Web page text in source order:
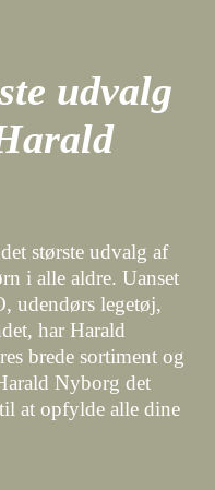
udvalg
største udvalg af
i alle aldre. Uanset
udendørs legetøj,
har Harald
brede sortiment og
Nyborg det
at opfylde alle dine